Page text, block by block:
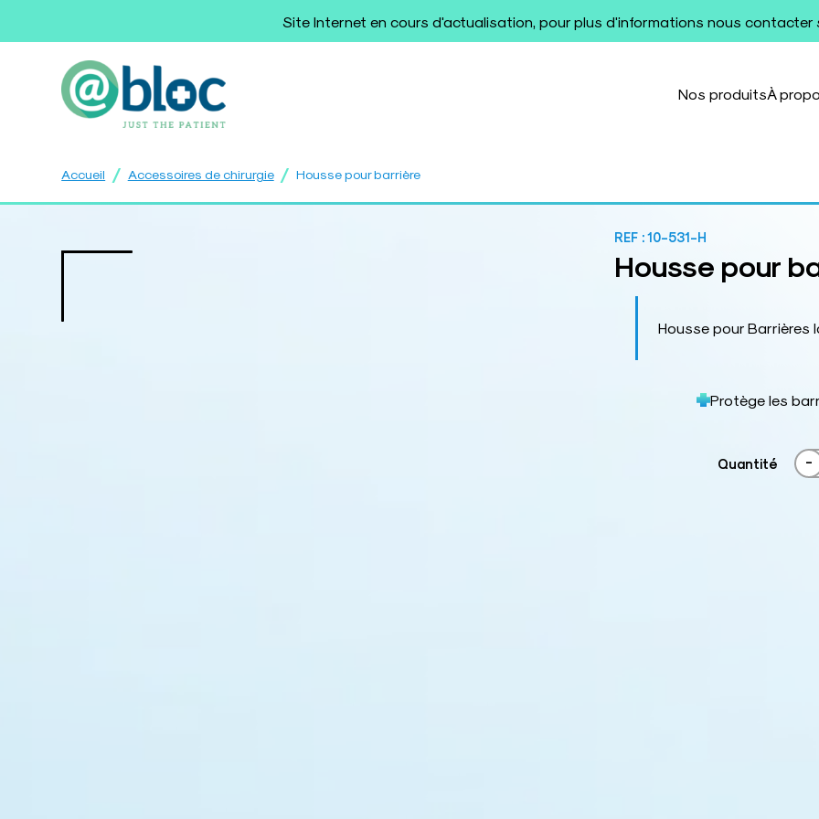
Site Internet en cours d'actualisation, pour plus d'informations nous contacter
Nos produitsÀ
Accueil / Accessoires de chirurgie / Housse pour barrière
REF :10-531-H
Housse pour
Housse pour Barrières
Protège les
Quantité -